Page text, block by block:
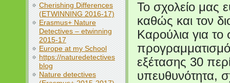
Cherishing Differences
(ETWINNING 2016-17)
Erasmus+ Nature
Detectives – etwinning
2015-17
Europe at my School
https://naturedetectives
blog
Nature detectives
Το σχολείο μας
καθώς και τον
Καρούλια για το
εξέτασης 30
υπευθυνότητα,